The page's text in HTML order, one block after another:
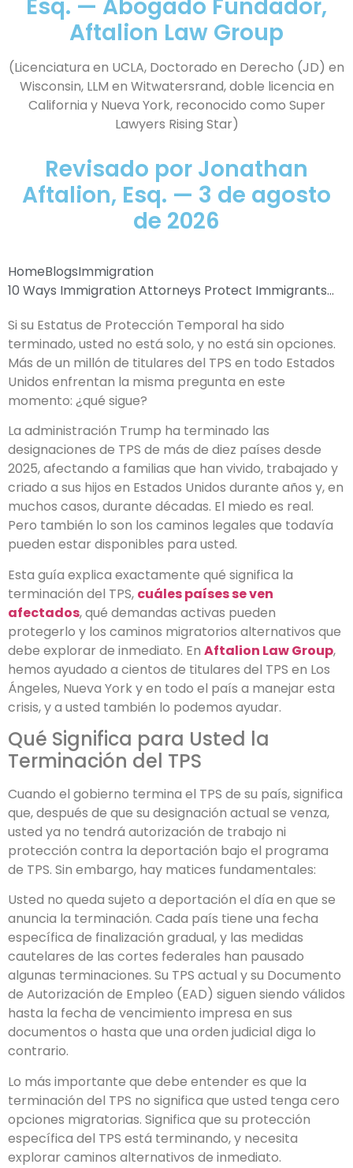
Esq. — Abogado Fundador,
Aftalion Law Group
(Licenciatura en UCLA, Doctorado en Derecho (JD) en
Wisconsin, LLM en Witwatersrand, doble licencia en
California y Nueva York, reconocido como Super
Lawyers Rising Star)
Revisado por Jonathan
Aftalion, Esq. — 3 de agosto
de 2026
HomeBlogsImmigration
10 Ways Immigration Attorneys Protect Immigrants...
Si su Estatus de Protección Temporal ha sido
terminado, usted no está solo, y no está sin opciones.
Más de un millón de titulares del TPS en todo Estados
Unidos enfrentan la misma pregunta en este
momento: ¿qué sigue?
La administración Trump ha terminado las
designaciones de TPS de más de diez países desde
2025, afectando a familias que han vivido, trabajado y
criado a sus hijos en Estados Unidos durante años y, en
muchos casos, durante décadas. El miedo es real.
Pero también lo son los caminos legales que todavía
pueden estar disponibles para usted.
Esta guía explica exactamente qué significa la
terminación del TPS, cuáles países se ven
afectados, qué demandas activas pueden
protegerlo y los caminos migratorios alternativos que
debe explorar de inmediato. En Aftalion Law Group,
hemos ayudado a cientos de titulares del TPS en Los
Ángeles, Nueva York y en todo el país a manejar esta
crisis, y a usted también lo podemos ayudar.
Qué Significa para Usted la
Terminación del TPS
Cuando el gobierno termina el TPS de su país, significa
que, después de que su designación actual se venza,
usted ya no tendrá autorización de trabajo ni
protección contra la deportación bajo el programa
de TPS. Sin embargo, hay matices fundamentales:
Usted no queda sujeto a deportación el día en que se
anuncia la terminación. Cada país tiene una fecha
específica de finalización gradual, y las medidas
cautelares de las cortes federales han pausado
algunas terminaciones. Su TPS actual y su Documento
de Autorización de Empleo (EAD) siguen siendo válidos
hasta la fecha de vencimiento impresa en sus
documentos o hasta que una orden judicial diga lo
contrario.
Lo más importante que debe entender es que la
terminación del TPS no significa que usted tenga cero
opciones migratorias. Significa que su protección
específica del TPS está terminando, y necesita
explorar caminos alternativos de inmediato.